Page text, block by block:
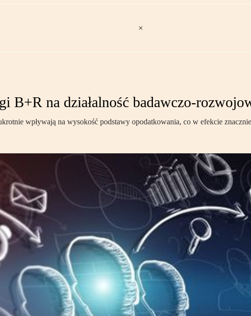
B+R na działalność badawczo-
wpływają na wysokość podstawy opodatkowania, co w efekcie